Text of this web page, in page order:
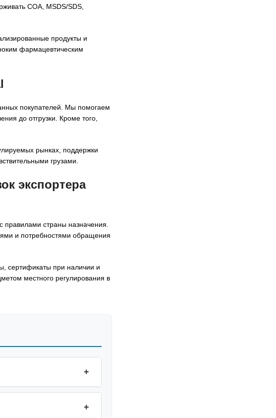
COA, MSDS/SDS,
продукты и
фармацевтическим
покупателей. Мы помогаем
до отгрузки. Кроме того,
рынках, поддержки
грузами.
экспортера
правилами страны назначения.
и потребностями обращения
сертификаты при наличии и
местного регулирования в
+
+